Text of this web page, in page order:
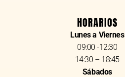
HORARIOS
Lunes a Viernes
09:00 -12:30
14:30 – 18:45
Sábados